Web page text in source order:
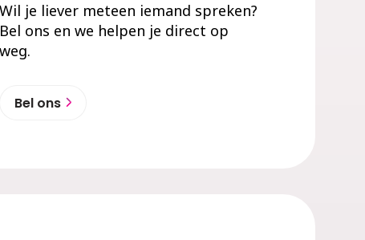
Wil je liever meteen iemand spreken?
Bel ons en we helpen je direct op
weg.
Bel ons